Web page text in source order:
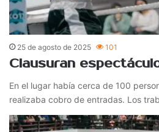
25 de agosto de 2025 101
Clausuran
En el lugar había cerca de 100
realizaba cobro de entradas. Los